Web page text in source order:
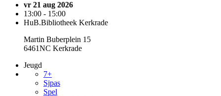
vr 21 aug 2026
13:00 - 15:00
HuB.Bibliotheek Kerkrade
Martin Buberplein 15
6461NC Kerkrade
Jeugd
7+
Sjpas
Spel